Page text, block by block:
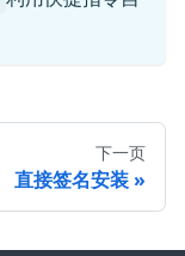
下一页
直接签名安装